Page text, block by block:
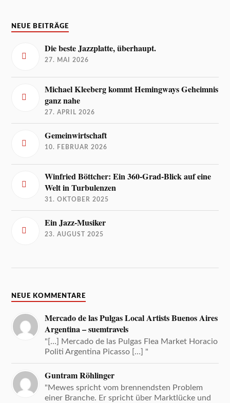
NEUE BEITRÄGE
Die beste Jazzplatte, überhaupt.
27. MAI 2026
Michael Kleeberg kommt Hemingways Geheimnis
ganz nahe
27. APRIL 2026
Gemeinwirtschaft
10. FEBRUAR 2026
Winfried Böttcher: Ein 360-Grad-Blick auf eine
Welt in Turbulenzen
31. OKTOBER 2025
Ein Jazz-Musiker
23. AUGUST 2025
NEUE KOMMENTARE
Mercado de las Pulgas Local Artists Buenos Aires
Argentina – suemtravels
"[…] Mercado de las Pulgas Flea Market Horacio
Politi Argentina Picasso […] "
Guntram Röhlinger
"Mewes spricht vom brennendsten Problem
einer Branche. Er spricht über Marktlücke und